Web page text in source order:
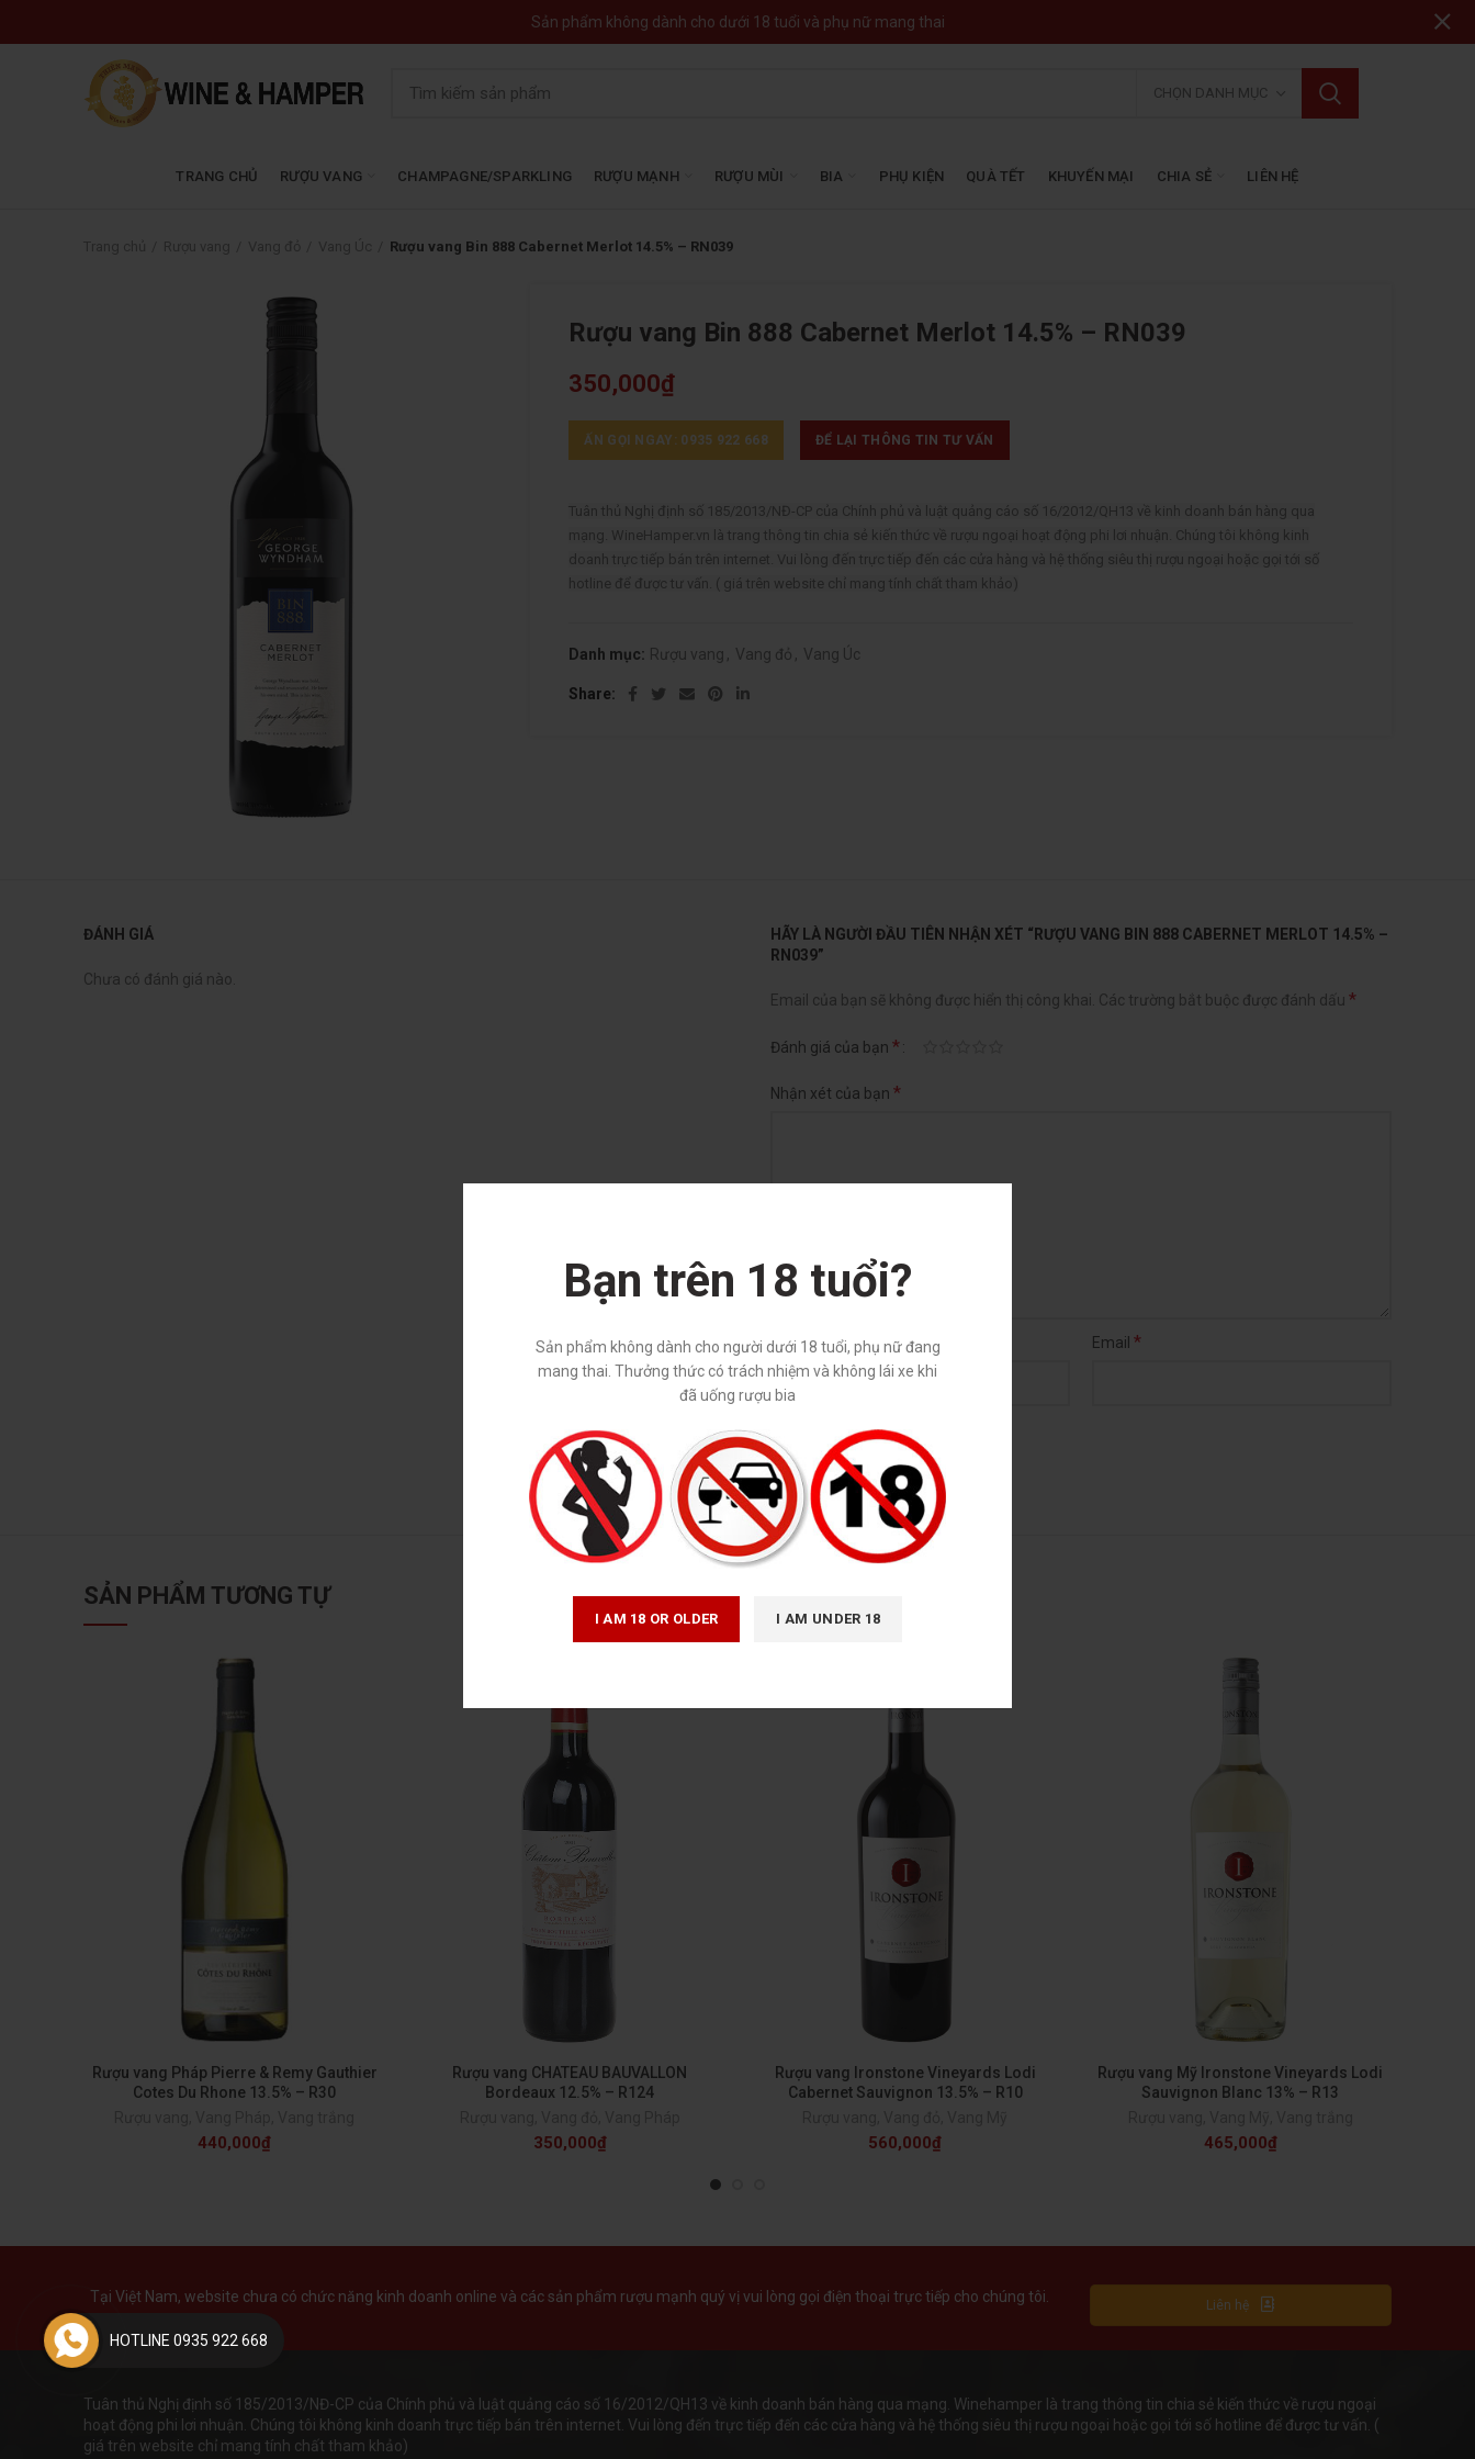
Bạn trên 18 tuổi?
Sản phẩm không dành cho người dưới 18 tuổi, phụ nữ đang
mang thai. Thưởng thức có trách nhiệm và không lái xe khi
đã uống rượu bia
I AM 18 OR OLDER I AM UNDER 18
CHỌN DANH MỤC
TRANG CHỦ RƯỢU VANG CHAMPAGNE/SPARKLING RƯỢU MẠNH RƯỢU MÙI BIA PHỤ KIỆN QUÀ TẾT KHUYẾN MẠI CHIA SẺ LIÊN HỆ
Rượu vang Bin 888 Cabernet Merlot 14.5% – RN039
Rượu vang Bin 888 Cabernet Merlot 14.5% – RN039
350,000₫
ẤN GỌI NGAY: 0935 922 668 ĐỂ LẠI THÔNG TIN TƯ VẤN
Tuân thủ Nghị định số 185/2013/NĐ-CP của Chính phủ và luật quảng cáo số 16/2012/QH13 về kinh doanh bán hàng qua
mạng. WineHamper.vn là trang thông tin chia sẻ kiến thức về rượu ngoại hoạt động phi lơi nhuận. Chúng tôi không kinh
doanh trực tiếp bán trên internet. Vui lòng đến trực tiếp đến các cửa hàng và hệ thống siêu thị rượu ngoại hoặc gọi tới số
hotline để được tư vấn. ( giá trên website chỉ mang tính chất tham khảo)
Danh mục: Rượu vang , Vang đỏ , Vang Úc
Share
ĐÁNH GIÁ
Chưa có đánh giá nào.
HÃY LÀ NGƯỜI ĐẦU TIÊN NHẬN XÉT “RƯỢU VANG BIN 888 CABERNET MERLOT 14.5% –
RN039”
Email của bạn sẽ không được hiển thị công khai. Các trường bắt buộc được đánh dấu *
Đánh giá của bạn *
Nhận xét của bạn *
Tên * Email *
SẢN PHẨM TƯƠNG TỰ
Rượu vang Pháp Pierre & Remy Gauthier
Cotes Du Rhone 13.5% – R30
440,000₫
Rượu vang CHATEAU BAUVALLON
Bordeaux 12.5% – R124
350,000₫
Rượu vang Ironstone Vineyards Lodi
Cabernet Sauvignon 13.5% – R10
560,000₫
Rượu vang Mỹ Ironstone Vineyards Lodi
Sauvignon Blanc 13% – R13
465,000₫
Tại Việt Nam, website chưa có chức năng kinh doanh online và các sản phẩm rượu mạnh quý vị vui lòng gọi điện thoại trực tiếp cho chúng tôi. Liên hệ
Tuân thủ Nghị định số 185/2013/NĐ-CP của Chính phủ và luật quảng cáo số 16/2012/QH13 về kinh doanh bán hàng qua mạng. Winehamper là trang thông tin chia sẻ kiến thức về rượu ngoại
hoạt động phi lơi nhuận. Chúng tôi không kinh doanh trực tiếp bán trên internet. Vui lòng đến trực tiếp đến các cửa hàng và hệ thống siêu thị rượu ngoại hoặc gọi tới số hotline để được tư vấn. (
giá trên website chỉ mang tính chất tham khảo)
Sản phẩm không dành cho dưới 18 tuổi và phụ nữ mang thai
HOTLINE 0935 922 668